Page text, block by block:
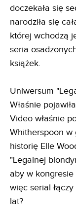
doczekała się
narodziła się
której wchodzą
seria
książek.
Uniwersum
Właśnie
Video właśnie
Whitherspoon w
historię Elle
"Legalnej
aby w
więc serial
lat?